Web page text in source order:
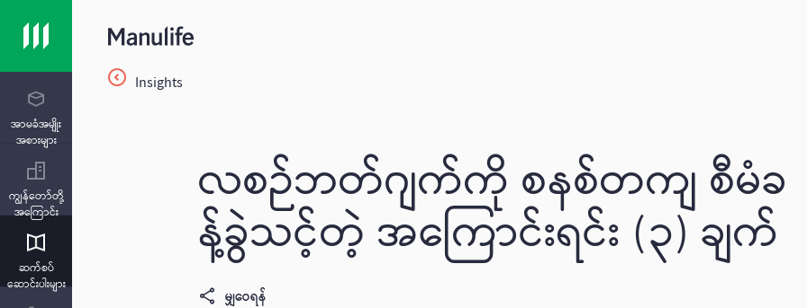
အာမခံအမျိုး
အစားများ
ကျွန်တော်တို့
အကြောင်း
ဆက်စပ်
ဆောင်းပါးများ
Insights
လစဉ်ဘတ်ဂျက်ကို စနစ်တကျ စီမံခ
န့်ခွဲသင့်တဲ့ အကြောင်းရင်း (၃) ချက်
မျှဝေရန်